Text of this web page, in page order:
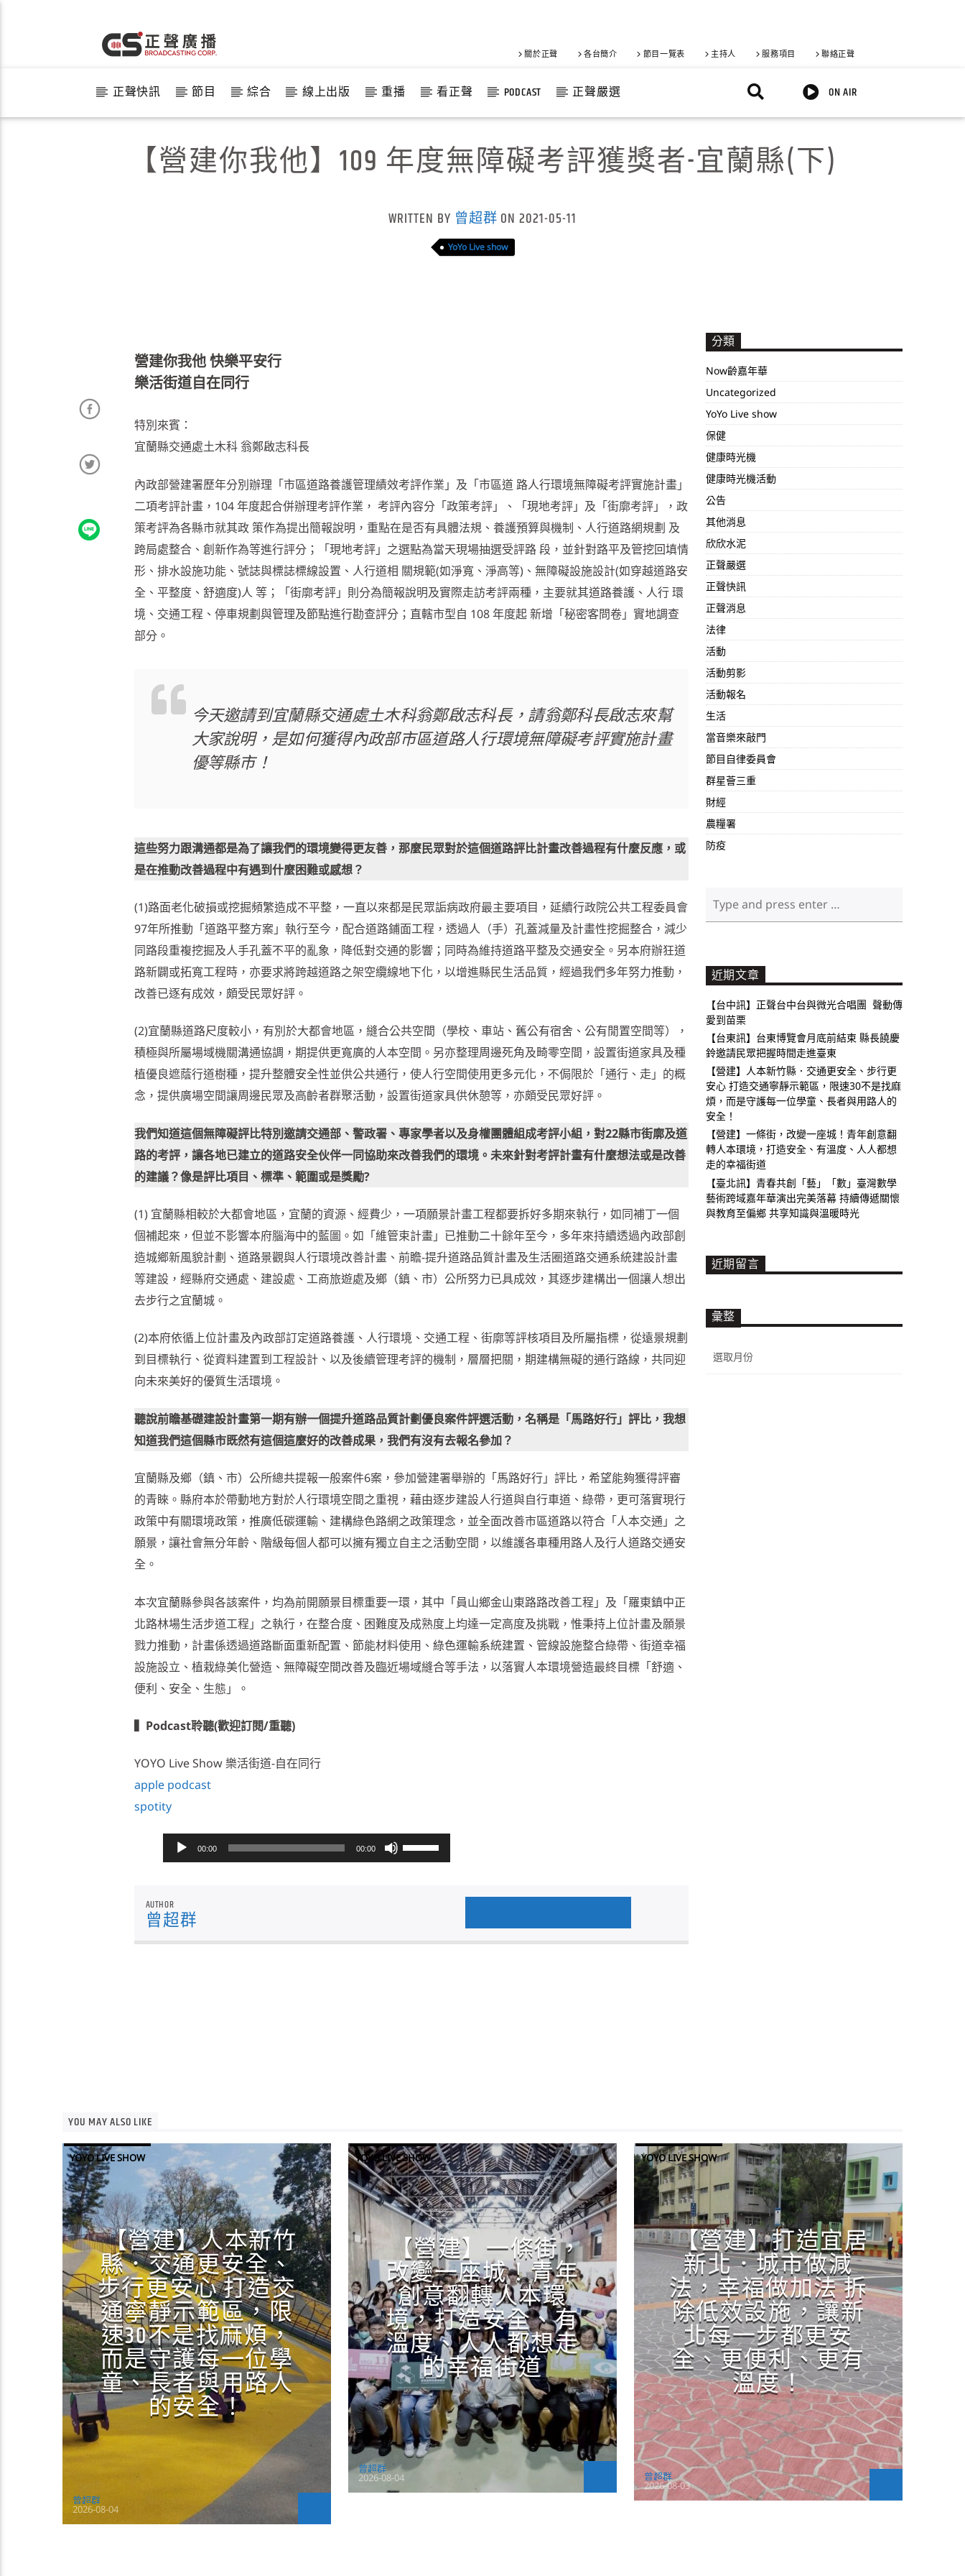
關於正聲 各台簡介 節目一覽表 主持人 服務項目 聯絡正聲
正聲快訊 節目 綜合 線上出版 重播 看正聲 PODCAST 正聲嚴選 ON AIR
【營建你我他】109 年度無障礙考評獲獎者-宜蘭縣(下)
WRITTEN BY 曾超群 ON 2021-05-11
YoYo Live show
營建你我他 快樂平安行
樂活街道自在同行
特別來賓：
宜蘭縣交通處土木科 翁鄭啟志科長
內政部營建署歷年分別辦理「市區道路養護管理績效考評作業」及「市區道 路人行環境無障礙考評實施計畫」
二項考評計畫，104 年度起合併辦理考評作業， 考評內容分「政策考評」、「現地考評」及「街廓考評」，政
策考評為各縣市就其政 策作為提出簡報說明，重點在是否有具體法規、養護預算與機制、人行道路網規劃 及
跨局處整合、創新作為等進行評分；「現地考評」之選點為當天現場抽選受評路 段，並針對路平及管挖回填情
形、排水設施功能、號誌與標誌標線設置、人行道相 關規範(如淨寬、淨高等)、無障礙設施設計(如穿越道路安
全、平整度、舒適度)人 等；「街廓考評」則分為簡報說明及實際走訪考評兩種，主要就其道路養護、人行 環
境、交通工程、停車規劃與管理及節點進行勘查評分；直轄市型自 108 年度起 新增「秘密客問卷」實地調查
部分。
今天邀請到宜蘭縣交通處土木科翁鄭啟志科長，請翁鄭科長啟志來幫
大家說明，是如何獲得內政部市區道路人行環境無障礙考評實施計畫
優等縣市！
這些努力跟溝通都是為了讓我們的環境變得更友善，那麼民眾對於這個道路評比計畫改善過程有什麼反應，或
是在推動改善過程中有遇到什麼困難或感想？
(1)路面老化破損或挖掘頻繁造成不平整，一直以來都是民眾詬病政府最主要項目，延續行政院公共工程委員會
97年所推動「道路平整方案」執行至今，配合道路鋪面工程，透過人（手）孔蓋減量及計畫性挖掘整合，減少
同路段重複挖掘及人手孔蓋不平的亂象，降低對交通的影響；同時為維持道路平整及交通安全。另本府辦狂道
路新闢或拓寬工程時，亦要求將跨越道路之架空纜線地下化，以增進縣民生活品質，經過我們多年努力推動，
改善已逐有成效，頗受民眾好評。
(2)宜蘭縣道路尺度較小，有別於大都會地區，縫合公共空間（學校、車站、舊公有宿舍、公有閒置空間等），
積極與所屬場域機關溝通協調，期提供更寬廣的人本空間。另亦整理周邊死角及畸零空間，設置街道家具及種
植優良遮蔭行道樹種，提升整體安全性並供公共通行，使人行空間使用更多元化，不侷限於「通行、走」的概
念，提供廣場空間讓周邊民眾及高齡者群聚活動，設置街道家具供休憩等，亦頗受民眾好評。
我們知道這個無障礙評比特別邀請交通部、警政署、專家學者以及身權團體組成考評小組，對22縣市街廓及道
路的考評，讓各地已建立的道路安全伙伴一同協助來改善我們的環境。未來針對考評計畫有什麼想法或是改善
的建議？像是評比項目、標準、範圍或是獎勵?
(1) 宜蘭縣相較於大都會地區，宜蘭的資源、經費少，一項願景計畫工程都要拆好多期來執行，如同補丁一個
個補起來，但並不影響本府腦海中的藍圖。如「維管束計畫」已推動二十餘年至今，多年來持續透過內政部創
造城鄉新風貌計劃、道路景觀與人行環境改善計畫、前瞻-提升道路品質計畫及生活圈道路交通系統建設計畫
等建設，經縣府交通處、建設處、工商旅遊處及鄉（鎮、市）公所努力已具成效，其逐步建構出一個讓人想出
去步行之宜蘭城。
(2)本府依循上位計畫及內政部訂定道路養護、人行環境、交通工程、街廓等評核項目及所屬指標，從遠景規劃
到目標執行、從資料建置到工程設計、以及後續管理考評的機制，層層把關，期建構無礙的通行路線，共同迎
向未來美好的優質生活環境。
聽說前瞻基礎建設計畫第一期有辦一個提升道路品質計劃優良案件評選活動，名稱是「馬路好行」評比，我想
知道我們這個縣市既然有這個這麼好的改善成果，我們有沒有去報名參加？
宜蘭縣及鄉（鎮、市）公所總共提報一般案件6案，參加營建署舉辦的「馬路好行」評比，希望能夠獲得評審
的青睞。縣府本於帶動地方對於人行環境空間之重視，藉由逐步建設人行道與自行車道、綠帶，更可落實現行
政策中有關環境政策，推廣低碳運輸、建構綠色路網之政策理念，並全面改善市區道路以符合「人本交通」之
願景，讓社會無分年齡、階級每個人都可以擁有獨立自主之活動空間，以維護各車種用路人及行人道路交通安
全。
本次宜蘭縣參與各該案件，均為前開願景目標重要一環，其中「員山鄉金山東路路改善工程」及「羅東鎮中正
北路林場生活步道工程」之執行，在整合度、困難度及成熟度上均達一定高度及挑戰，惟秉持上位計畫及願景
戮力推動，計畫係透過道路斷面重新配置、節能材料使用、綠色運輸系統建置、管線設施整合綠帶、街道幸福
設施設立、植栽綠美化營造、無障礙空間改善及臨近場域縫合等手法，以落實人本環境營造最終目標「舒適、
便利、安全、生態」。
▍Podcast聆聽(歡迎訂閱/重聽)
YOYO Live Show 樂活街道-自在同行
apple podcast
spotity
訊
放
器
00:00 00:00
使
用
量。
AUTHOR
曾超群
分類
Now齡嘉年華
Uncategorized
YoYo Live show
保健
健康時光機
健康時光機活動
公告
其他消息
欣欣水泥
正聲嚴選
正聲快訊
正聲消息
法律
活動
活動剪影
活動報名
生活
當音樂來敲門
節目自律委員會
群星薈三重
財經
農糧署
防疫
近期文章
【台中訊】正聲台中台與微光合唱團 聲動傳
愛到苗栗
【台東訊】台東博覽會月底前結束 縣長饒慶
鈴邀請民眾把握時間走進臺東
【營建】人本新竹縣．交通更安全、步行更
安心 打造交通寧靜示範區，限速30不是找麻
煩，而是守護每一位學童、長者與用路人的
安全！
【營建】一條街，改變一座城！青年創意翻
轉人本環境，打造安全、有溫度、人人都想
走的幸福街道
【臺北訊】青春共創「藝」「數」臺灣數學
藝術跨域嘉年華演出完美落幕 持續傳遞關懷
與教育至偏鄉 共享知識與溫暖時光
近期留言
彙整
整
YOU MAY ALSO LIKE
YOYO LIVE SHOW
【營建】人本新竹
縣．交通更安全、
步行更安心 打造交
通寧靜示範區，限
速30不是找麻煩，
而是守護每一位學
童、長者與用路人
的安全！
曾超群
2026-08-04
YOYO LIVE SHOW
【營建】一條街，
改變一座城！青年
創意翻轉人本環
境，打造安全、有
溫度、人人都想走
的幸福街道
曾超群
2026-08-04
YOYO LIVE SHOW
【營建】打造宜居
新北．城市做減
法，幸福做加法 拆
除低效設施，讓新
北每一步都更安
全、更便利、更有
溫度！
曾超群
2026-08-03